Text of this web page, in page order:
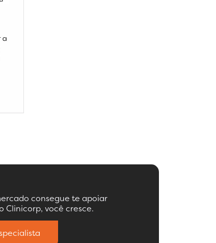
consegue te apoiar
Clinicorp, você cresce.